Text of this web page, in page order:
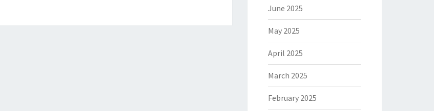
June 2025
May 2025
April 2025
March 2025
February 2025